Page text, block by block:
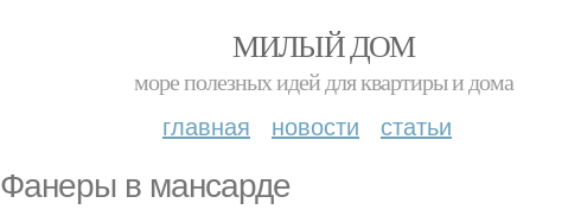
МИЛЫЙ ДОМ
море полезных идей для квартиры и дома
главная новости статьи
Фанеры в мансарде